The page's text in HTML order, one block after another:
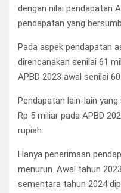
dengan nilai pendapatan
pendapatan yang
Pada aspek pendapatan
direncanakan senilai 61
APBD 2023 awal senilai
Pendapatan lain-lain
Rp 5 miliar pada APBD
rupiah.
Hanya penerimaan
menurun. Awal tahun
sementara tahun 2024